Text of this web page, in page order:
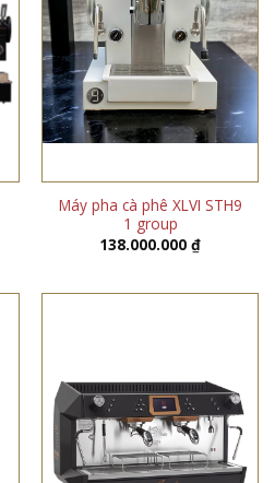
Máy pha cà phê XLVI STH9
1 group
138.000.000 ₫